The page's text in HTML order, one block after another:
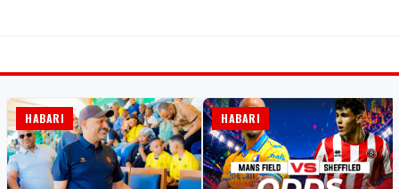
HABARI HABARI